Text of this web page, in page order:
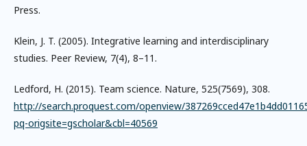
Press.
Klein, J. T. (2005). Integrative learning and interdisciplinary
studies. Peer Review, 7(4), 8–11.
Ledford, H. (2015). Team science. Nature, 525(7569), 308.
http://search.proquest.com/openview/
pq-origsite=gscholar&cbl=40569